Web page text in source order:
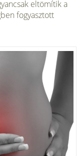
eltömítik a
fogyasztott